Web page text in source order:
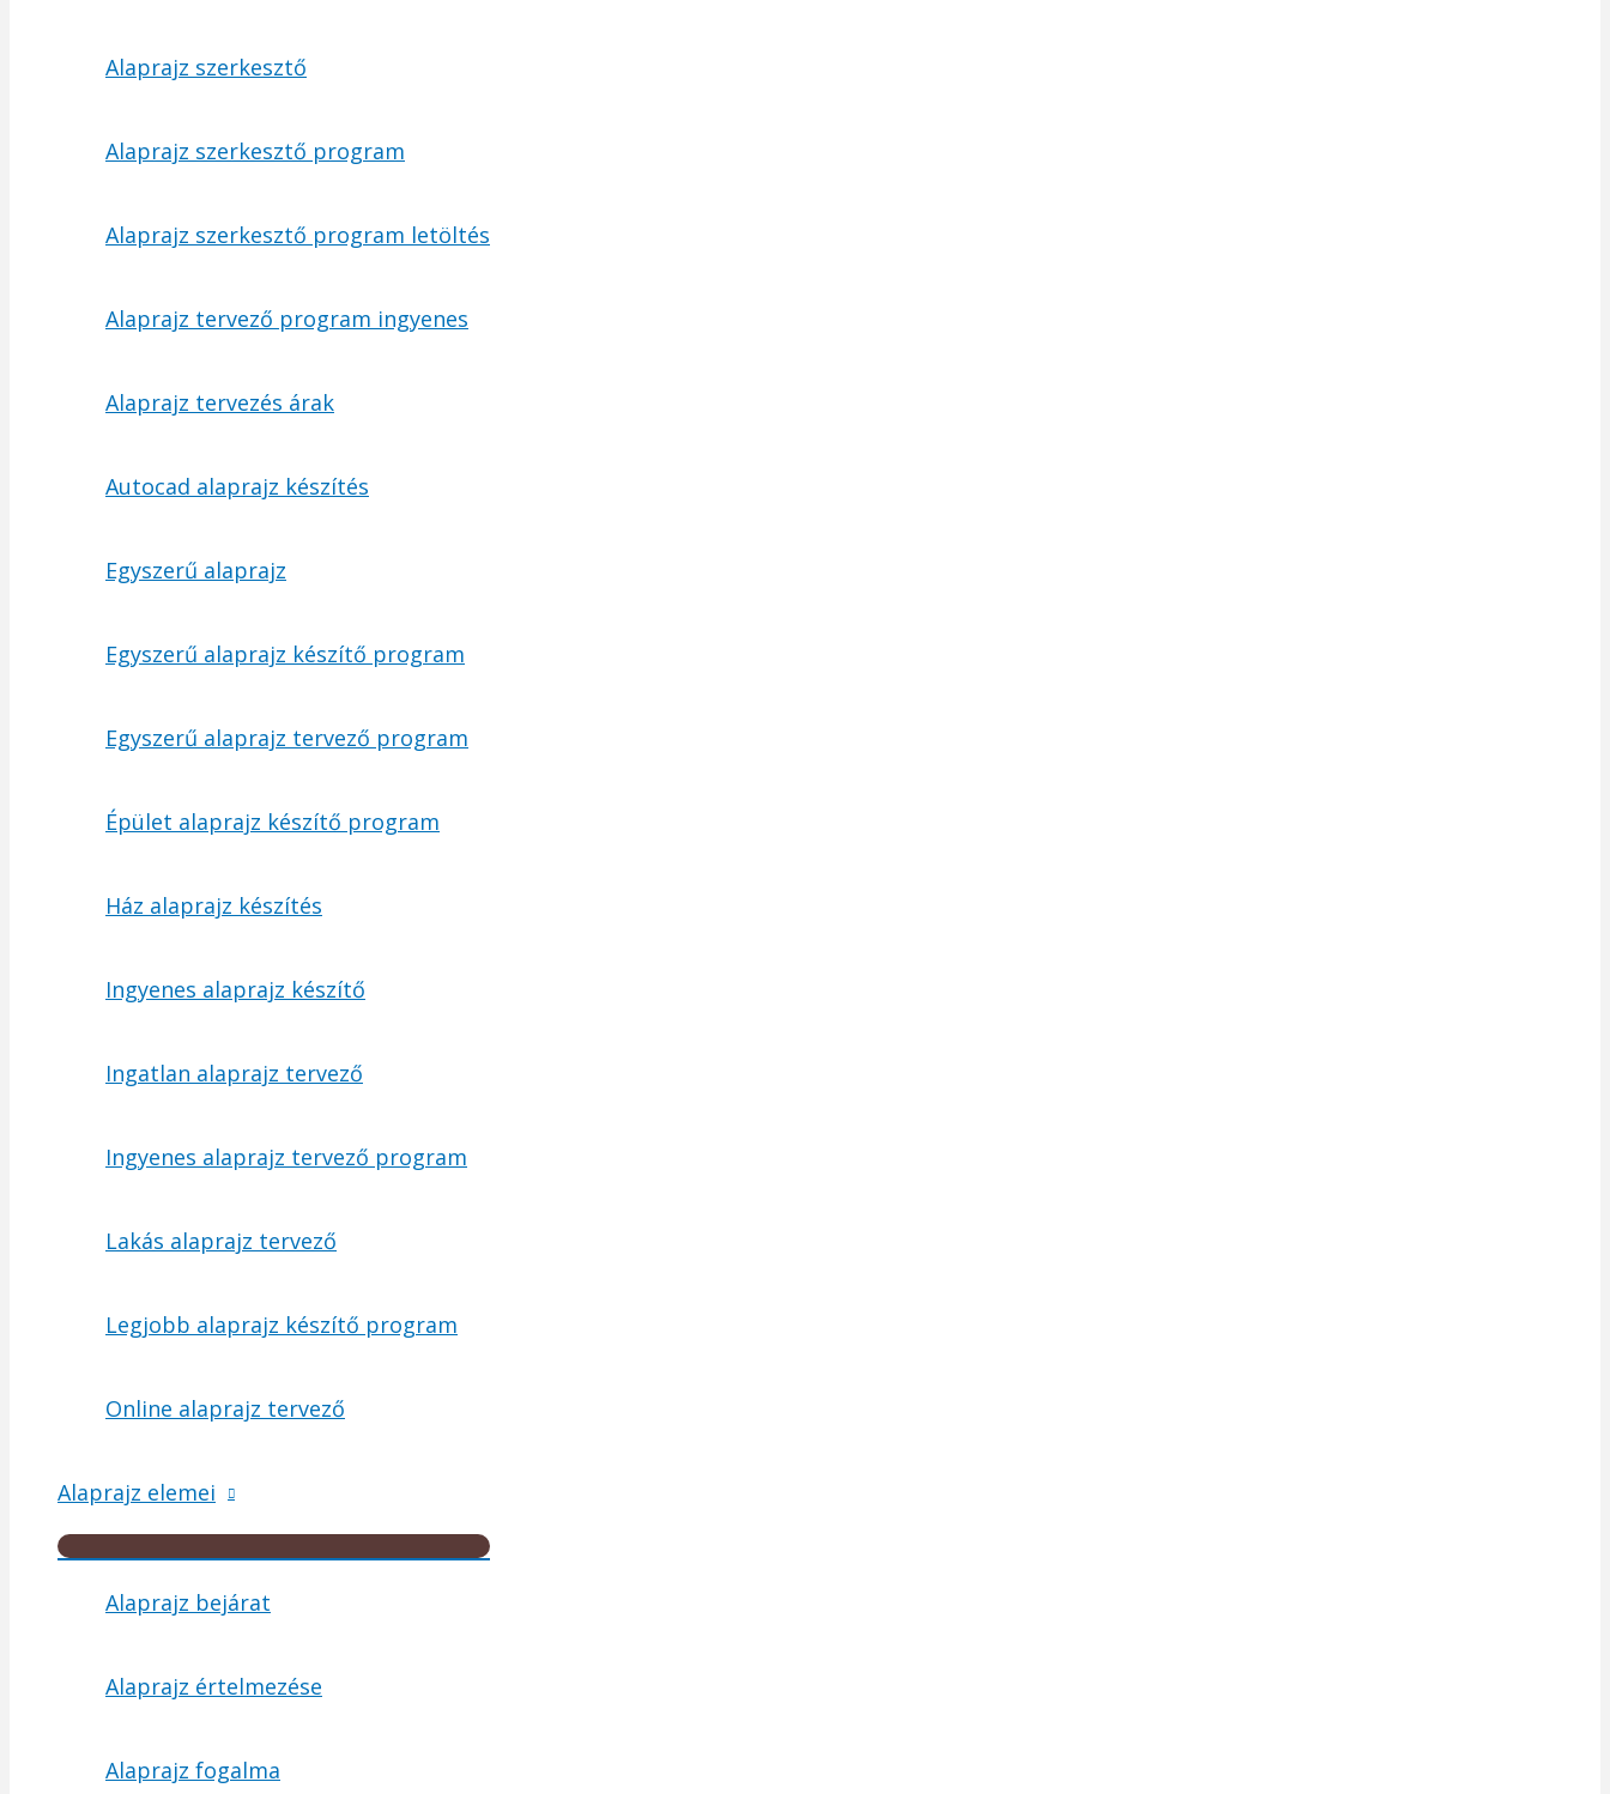
Alaprajz szerkesztő
Alaprajz szerkesztő program
Alaprajz szerkesztő program letöltés
Alaprajz tervező program ingyenes
Alaprajz tervezés árak
Autocad alaprajz készítés
Egyszerű alaprajz
Egyszerű alaprajz készítő program
Egyszerű alaprajz tervező program
Épület alaprajz készítő program
Ház alaprajz készítés
Ingyenes alaprajz készítő
Ingatlan alaprajz tervező
Ingyenes alaprajz tervező program
Lakás alaprajz tervező
Legjobb alaprajz készítő program
Online alaprajz tervező
Alaprajz elemei
Menu
Alaprajz bejárat
Alaprajz értelmezése
Alaprajz fogalma